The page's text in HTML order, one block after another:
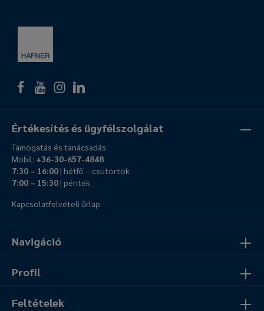
Navigáció
Profil
Feltételek
Értékesítés és ügyfélszolgálat
Támogatás és tanácsadás:
Mobil: +36-30-657-4848
7:30 – 16:00| hétfő – csütörtök
7:00 – 15:30| péntek
Kapcsolatfelvételi űrlap